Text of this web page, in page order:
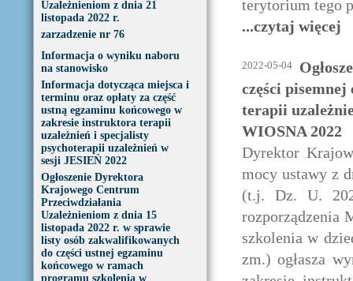
Uzależnieniom z dnia 21
listopada 2022 r.
zarzadzenie nr 76
Informacja o wyniku naboru
na stanowisko
Informacja dotycząca miejsca i
terminu oraz opłaty za część
ustną egzaminu końcowego w
zakresie instruktora terapii
uzależnień i specjalisty
psychoterapii uzależnień w
sesji JESIEŃ 2022
Ogłoszenie Dyrektora
Krajowego Centrum
Przeciwdziałania
Uzależnieniom z dnia 15
listopada 2022 r. w sprawie
listy osób zakwalifikowanych
do części ustnej egzaminu
końcowego w ramach
programu szkolenia w
terytorium tego
...czytaj więcej
2022-05-04
części
terapii
WIOSNA 2022
Dyrektor
mocy ustawy z
(t.j. Dz. U.
rozporządzenia
szkolenia w
zm.) ogłasza